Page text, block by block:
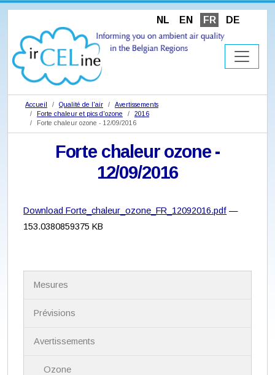
NL EN FR DE
Accueil Qualité de l'air
Avertissements
Forte chaleur et pics d'ozone
2016
Forte chaleur ozone - 12/09/2016
Forte chaleur ozone -
12/09/2016
Download Forte_chaleur_ozone_FR_12092016.pdf —
153.0380859375 KB
Mesures
Prévisions
Avertissements
Ozone